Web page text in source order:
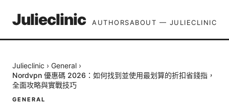
Julieclinic AUTHORSABOUT — JULIECLINIC
Julieclinic › General ›
Nordvpn 優惠碼 2026：如何找到並使用最划算的折扣省錢指，
全面攻略與實戰技巧
GENERAL